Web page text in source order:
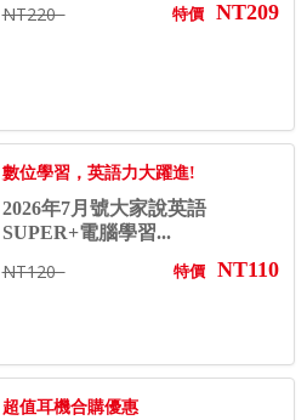
NT220 特價 NT209
數位學習，英語力大躍進!
2026年7月號大家說英語
SUPER+電腦學習...
NT120 特價 NT110
超值耳機合購優惠